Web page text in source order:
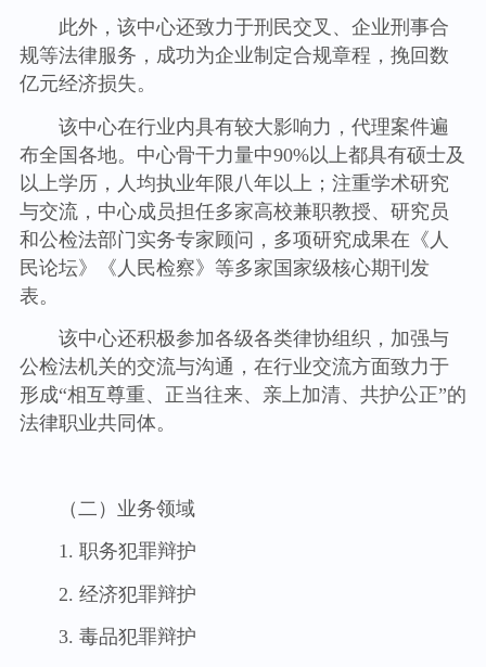
此外，该中心还致力于刑民交叉、企业刑事合
规等法律服务，成功为企业制定合规章程，挽回数
亿元经济损失。
该中心在行业内具有较大影响力，代理案件遍
布全国各地。中心骨干力量中90%以上都具有硕士及
以上学历，人均执业年限八年以上；注重学术研究
与交流，中心成员担任多家高校兼职教授、研究员
和公检法部门实务专家顾问，多项研究成果在《人
民论坛》《人民检察》等多家国家级核心期刊发
表。
该中心还积极参加各级各类律协组织，加强与
公检法机关的交流与沟通，在行业交流方面致力于
形成“相互尊重、正当往来、亲上加清、共护公正”的
法律职业共同体。
（二）业务领域
1. 职务犯罪辩护
2. 经济犯罪辩护
3. 毒品犯罪辩护